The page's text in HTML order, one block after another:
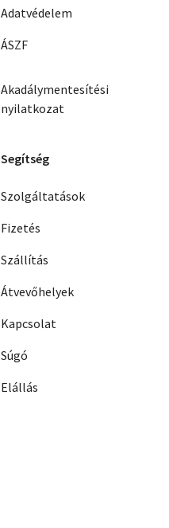
Adatvédelem
ÁSZF
Akadálymentesítési
nyilatkozat
Segítség
Szolgáltatások
Fizetés
Szállítás
Átvevőhelyek
Kapcsolat
Súgó
Elállás